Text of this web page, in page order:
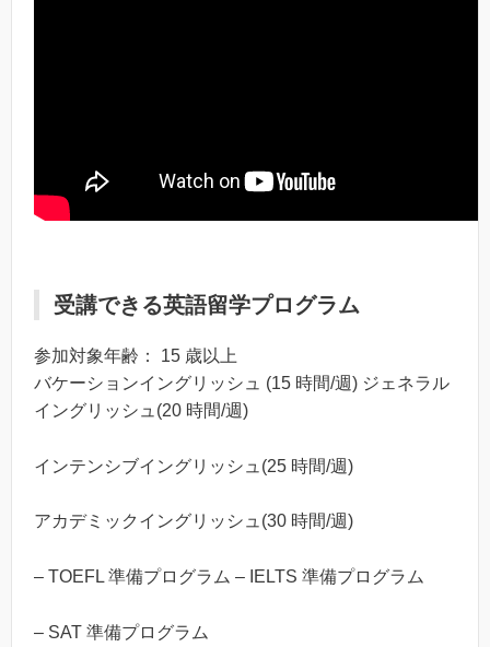
受講できる英語留学プログラム
参加対象年齢： 15 歳以上
バケーションイングリッシュ (15 時間/週) ジェネラル
イングリッシュ(20 時間/週)
インテンシブイングリッシュ(25 時間/週)
アカデミックイングリッシュ(30 時間/週)
– TOEFL 準備プログラム – IELTS 準備プログラム
– SAT 準備プログラム